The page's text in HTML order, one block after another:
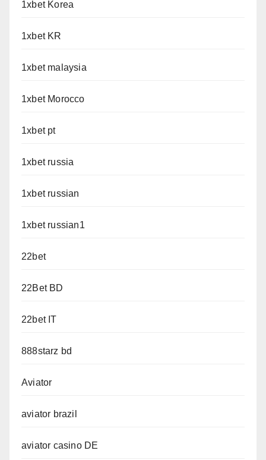
1xbet Korea
1xbet KR
1xbet malaysia
1xbet Morocco
1xbet pt
1xbet russia
1xbet russian
1xbet russian1
22bet
22Bet BD
22bet IT
888starz bd
Aviator
aviator brazil
aviator casino DE